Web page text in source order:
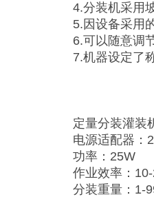
4.分装机采用
5.因设备采用
6.可以随意调
7.机器设定了
定量分装灌装
电源适配器：
功率：25W
作业效率：
分装重量：1-